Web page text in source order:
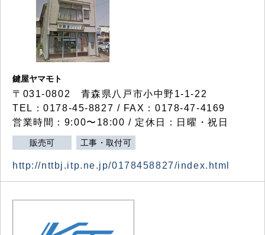
鍵屋ヤマモト
〒031-0802 青森県八戸市小中野1-1-22
TEL：0178-45-8827 / FAX：0178-47-4169
営業時間：9:00〜18:00 / 定休日：日曜・祝日
販売可 工事・取付可
http://nttbj.itp.ne.jp/0178458827/index.html